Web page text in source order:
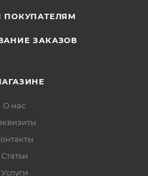
ЗАКАЗОВ
О нас
Статьи
Услуги